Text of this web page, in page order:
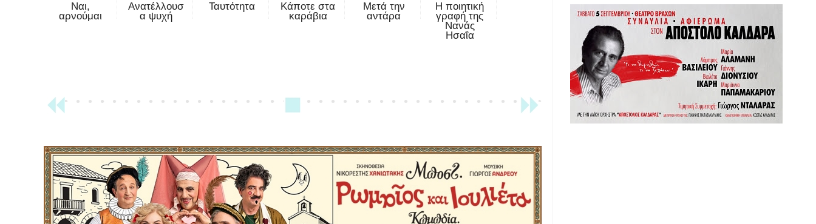
Ναι,
αρνούμαι
Ανατέλλουσ
α ψυχή
Ταυτότητα
Κάποτε στα
καράβια
Μετά την
αντάρα
Η ποιητική
γραφή της
Νανάς
Ησαΐα